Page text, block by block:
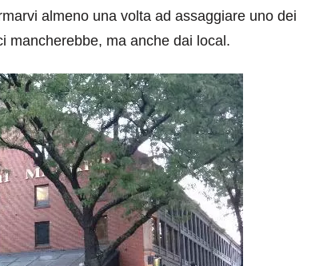
almeno una volta ad assaggiare uno dei
mancherebbe, ma anche dai local.